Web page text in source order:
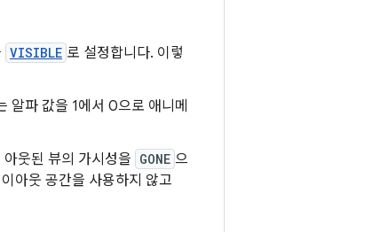
VISIBLE 로 설정합니다. 이렇
알파 값을 1에서 0으로 애니메
웃된 뷰의 가시성을 GONE 으
아웃 공간을 사용하지 않고